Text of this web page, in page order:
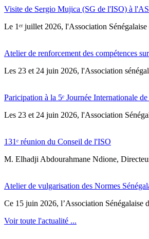
Visite de Sergio Mujica (SG de l'ISO) à
Le 1ᵉʳ juillet 2026, l'Association
Atelier de renforcement des compétences
Les 23 et 24 juin 2026, l'Association
Paricipation à la 5ᵉ Journée Internationale
‎Les 23 et 24 juin 2026, l'Association
131ᵉ réunion du Conseil de l'ISO
M. Elhadji Abdourahmane Ndione,
Atelier de vulgarisation des Normes
Ce 15 juin 2026, l’Association Sénégalaise
Voir toute l'actualité ...